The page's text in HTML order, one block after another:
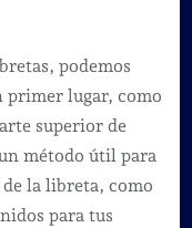
podemos
primer lugar, como
superior de
método útil para
la libreta, como
para tus